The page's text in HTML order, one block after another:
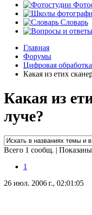
Словарь
Главная
Форумы
Цифровая
Какая из етих
Какая из
луче?
Всего 1 сообщ. |
1
26 июл. 2006 г., 02:01:05